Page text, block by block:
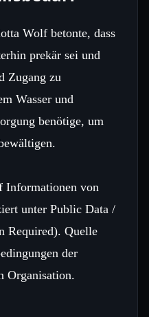
Wolf betonte, dass
prekär sei und
Zugang zu
Wasser und
benötige, um
Informationen von
unter Public Data /
Required). Quelle
der
Organisation.